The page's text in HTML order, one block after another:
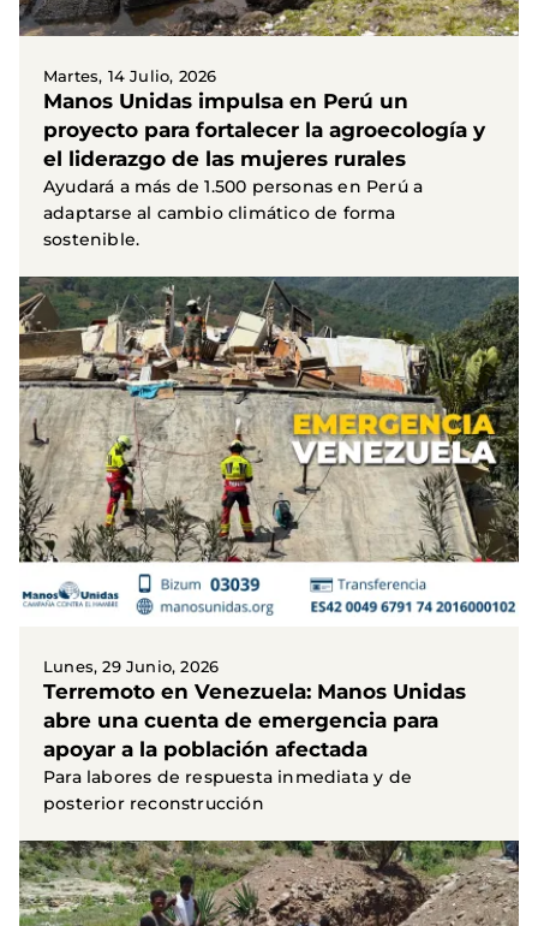
Martes, 14 Julio, 2026
Manos Unidas impulsa en Perú un
proyecto para fortalecer la agroecología y
el liderazgo de las mujeres rurales
Ayudará a más de 1.500 personas en Perú a
adaptarse al cambio climático de forma
sostenible.
Lunes, 29 Junio, 2026
Terremoto en Venezuela: Manos Unidas
abre una cuenta de emergencia para
apoyar a la población afectada
Para labores de respuesta inmediata y de
posterior reconstrucción